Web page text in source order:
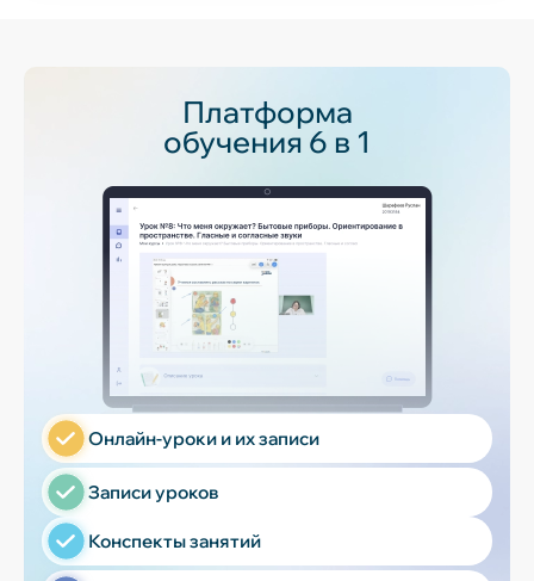
Платформа
обучения 6 в 1
Онлайн-уроки и их записи
Записи уроков
Конспекты занятий